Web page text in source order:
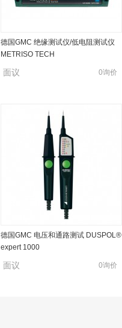
德国GMC 绝缘测试仪/低电阻测试仪
METRISO TECH
面议 0询价
德国GMC 电压和通路测试 DUSPOL®
expert 1000
面议 0询价